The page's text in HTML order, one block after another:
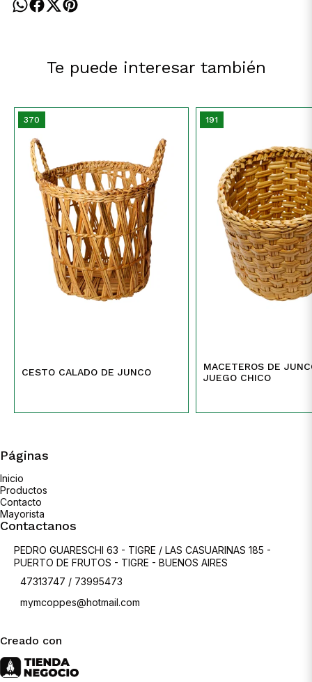
Te puede interesar también
370
CESTO CALADO DE JUNCO
191
MACETEROS DE
JUEGO CHICO
Páginas
Inicio
Productos
Contacto
Mayorista
Contactanos
PEDRO GUARESCHI 63 - TIGRE / LAS CASUARINAS 185 -
PUERTO DE FRUTOS - TIGRE - BUENOS AIRES
47313747 / 73995473
mymcoppes@hotmail.com
Creado con